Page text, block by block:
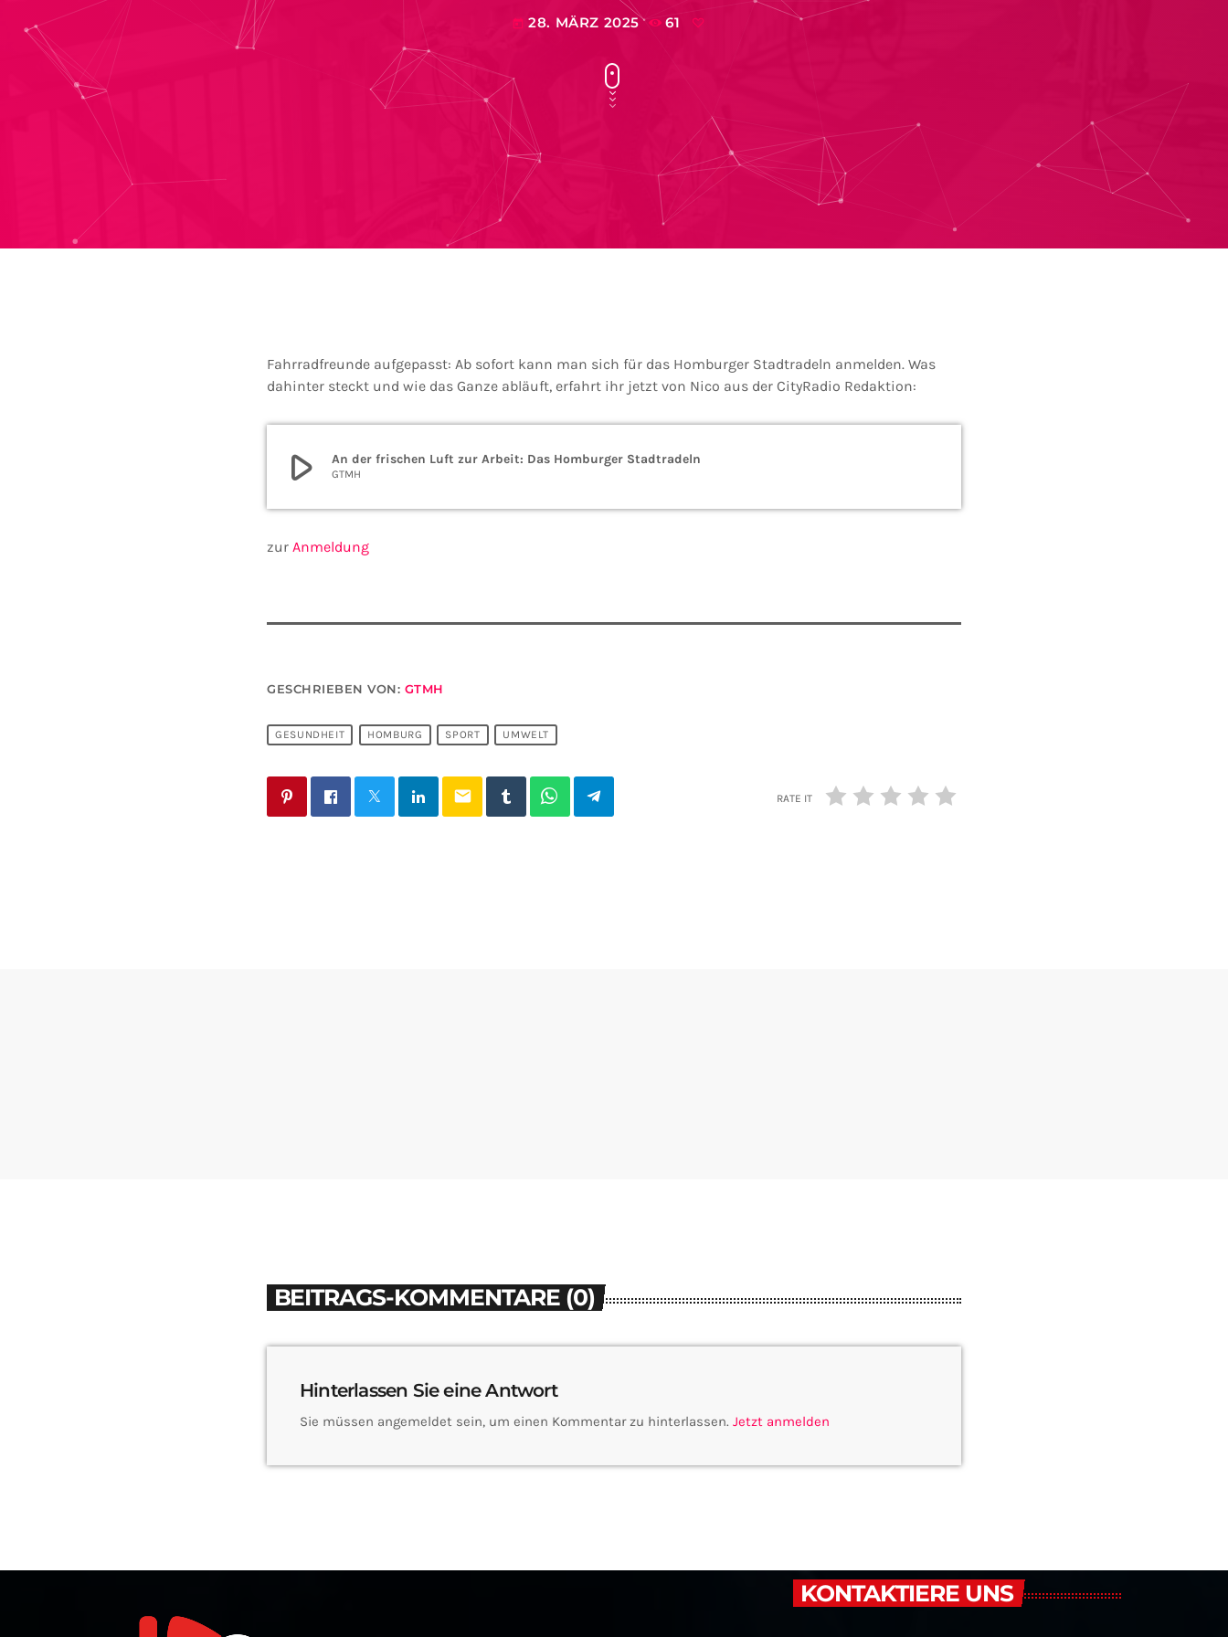
today 28. MÄRZ 2025 61
Fahrradfreunde aufgepasst: Ab sofort kann man sich für das Homburger Stadtradeln anmelden. Was
dahinter steckt und wie das Ganze abläuft, erfahrt ihr jetzt von Nico aus der CityRadio Redaktion:
play_arrow An der frischen Luft zur Arbeit: Das Homburger Stadtradeln
GTMH
zur Anmeldung
GESCHRIEBEN VON: GTMH
GESUNDHEIT HOMBURG SPORT UMWELT
email RATE IT
BEITRAGS-KOMMENTARE (0)
Hinterlassen Sie eine Antwort
Sie müssen angemeldet sein, um einen Kommentar zu hinterlassen. Jetzt anmelden
KONTAKTIERE UNS